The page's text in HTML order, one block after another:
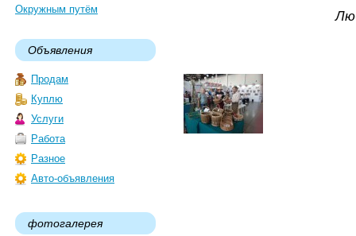
Окружным путём
Объявления
Продам
Куплю
Услуги
Работа
Разное
Авто-объявления
фотогалерея